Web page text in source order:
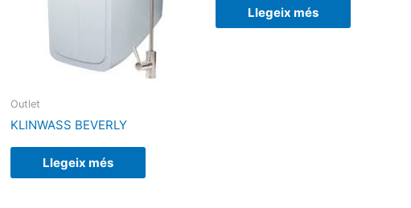
Outlet
KLINWASS BEVERLY
Llegeix més
Llegeix més